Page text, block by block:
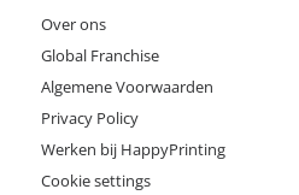
Over ons
Global Franchise
Algemene Voorwaarden
Privacy Policy
Werken bij HappyPrinting
Cookie settings